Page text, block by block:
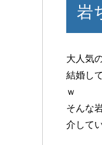
岩
大人気
結婚し
ｗ
そんな
介して